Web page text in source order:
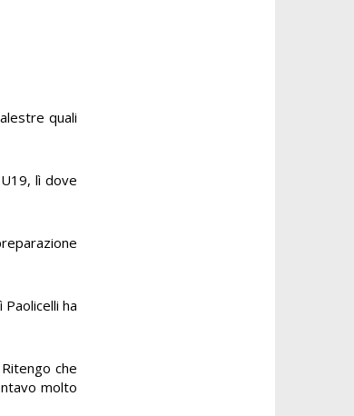
quali
lì dove
ha
che
molto